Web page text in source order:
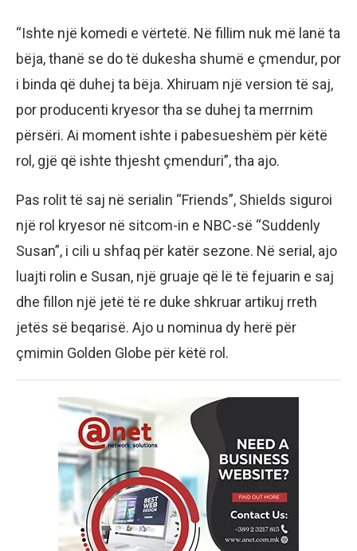
“Ishte një komedi e vërtetë. Në fillim nuk më lanë ta
bëja, thanë se do të dukesha shumë e çmendur, por
i binda që duhej ta bëja. Xhiruam një version të saj,
por producenti kryesor tha se duhej ta merrnim
përsëri. Ai moment ishte i pabesueshëm për këtë
rol, gjë që ishte thjesht çmenduri”, tha ajo.
Pas rolit të saj në serialin “Friends”, Shields siguroi
një rol kryesor në sitcom-in e NBC-së “Suddenly
Susan”, i cili u shfaq për katër sezone. Në serial, ajo
luajti rolin e Susan, një gruaje që lë të fejuarin e saj
dhe fillon një jetë të re duke shkruar artikuj rreth
jetës së beqarisë. Ajo u nominua dy herë për
çmimin Golden Globe për këtë rol.